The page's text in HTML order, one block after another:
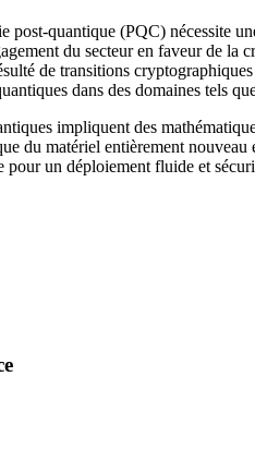
quantique (PQC) nécessite
du secteur en faveur de
de transitions
dans des domaines tels
impliquent des
du matériel entièrement
un déploiement fluide et